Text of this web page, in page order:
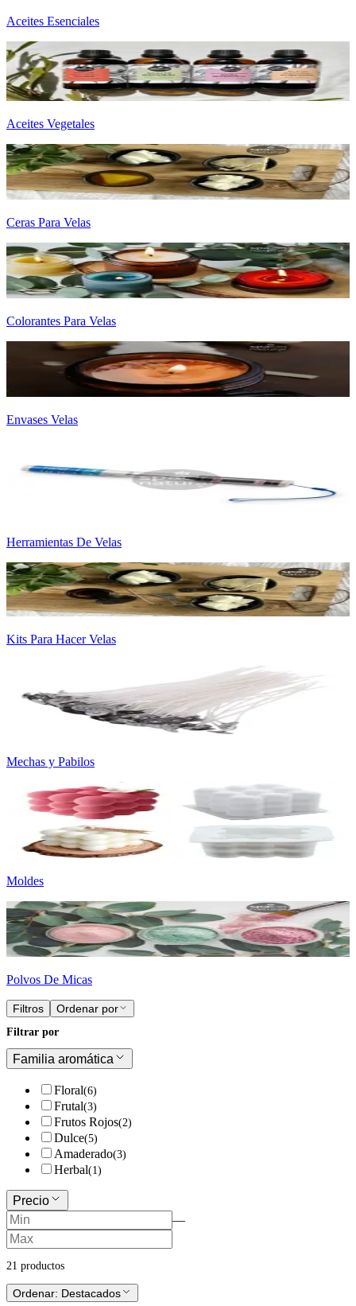
Aceites Esenciales
Aceites Vegetales
Ceras Para Velas
Colorantes Para Velas
Envases Velas
Herramientas De Velas
Kits Para Hacer Velas
Mechas y Pabilos
Moldes
Polvos De Micas
Filtros Ordenar por
Filtrar por
Familia aromática
Floral(6)
Frutal(3)
Frutos Rojos(2)
Dulce(5)
Amaderado(3)
Herbal(1 )
Precio
—
21 productos
Ordenar: Destacados